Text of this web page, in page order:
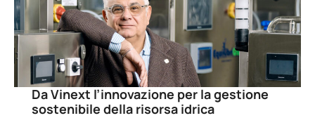
Da Vinext l’innovazione per la gestione
sostenibile della risorsa idrica